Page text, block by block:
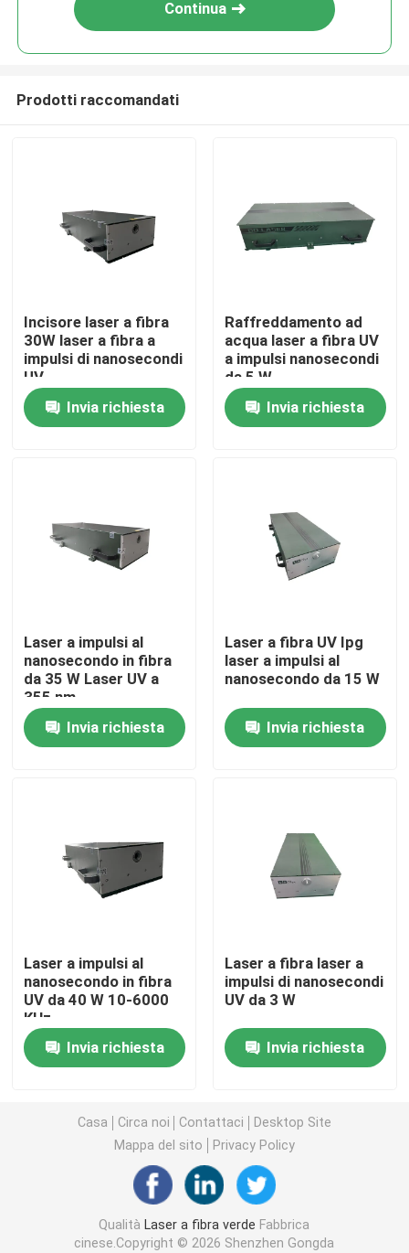
Casa
Prodotti
Video
Chi siamo
Controllo di qualità
Contattaci
Laser a fibra CW
Laser pulsato della fibra
Laser a fibra MOPA
Laser a fibra UV
Laser a fibra ultraveloce
Dispositivo di rimozione degli ostacoli laser
Continua
Prodotti raccomandati
Incisore laser a fibra
30W laser a fibra a
impulsi di nanosecondi
UV
Invia richiesta
Raffreddamento ad
acqua laser a fibra UV
a impulsi nanosecondi
da 5 W
Invia richiesta
Laser a impulsi al
nanosecondo in fibra
da 35 W Laser UV a
355 nm
Invia richiesta
Laser a fibra UV Ipg
laser a impulsi al
nanosecondo da 15 W
Invia richiesta
Laser a impulsi al
nanosecondo in fibra
UV da 40 W 10-6000
KHz
Invia richiesta
Laser a fibra laser a
impulsi di nanosecondi
UV da 3 W
Invia richiesta
Casa Circa noi Contattaci
Desktop Site
Mappa del sito
Privacy Policy
Qualità Laser a fibra verde Fabbrica
cinese.Copyright © 2026 Shenzhen Gongda